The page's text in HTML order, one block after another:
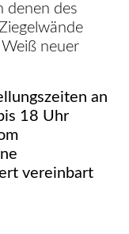
denen des
neuer
an
18 Uhr
vereinbart